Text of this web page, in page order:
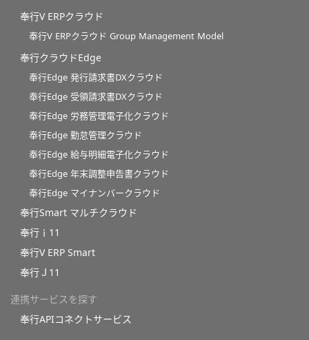
奉行V ERPクラウド
奉行V ERPクラウド Group Management Model
奉行クラウドEdge
奉行Edge 発行請求書DXクラウド
奉行Edge 受領請求書DXクラウド
奉行Edge 労務管理電子化クラウド
奉行Edge 勤怠管理クラウド
奉行Edge 給与明細電子化クラウド
奉行Edge 年末調整申告書クラウド
奉行Edge マイナンバークラウド
奉行Smart マルチクラウド
奉行ｉ11
奉行V ERP Smart
奉行Ｊ11
連携サービスを探す
奉行APIコネクトサービス